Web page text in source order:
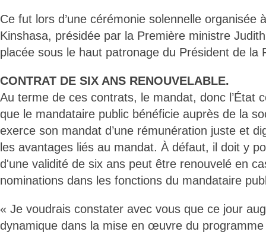
Ce fut lors d’une cérémonie solennelle organisée
Kinshasa, présidée par la Première ministre
placée sous le haut patronage du Président de la
CONTRAT DE SIX ANS RENOUVELABLE.
Au terme de ces contrats, le mandat, donc l’État
que le mandataire public bénéficie auprès de la
exerce son mandat d’une rémunération juste et
les avantages liés au mandat. À défaut, il doit y
d'une validité de six ans peut être renouvelé en
nominations dans les fonctions du mandataire
« Je voudrais constater avec vous que ce jour
dynamique dans la mise en œuvre du